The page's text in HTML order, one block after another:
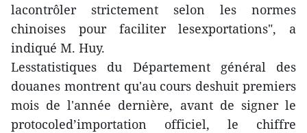
lacontrôler strictement selon les normes
chinoises pour faciliter lesexportations", a
indiqué M. Huy.
Lesstatistiques du Département général des
douanes montrent qu'au cours deshuit premiers
mois de l'année dernière, avant de signer le
protocoled’importation officiel, le chiffre